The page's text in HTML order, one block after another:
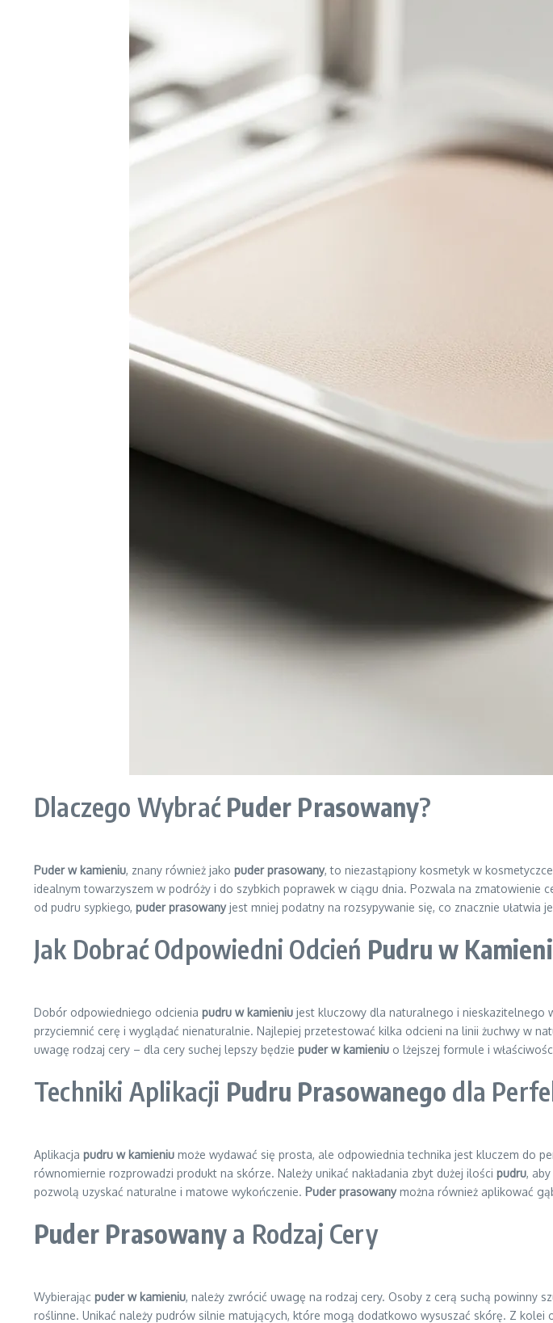
Dlaczego Wybrać Puder Prasowany?
Puder w kamieniu, znany również jako puder prasowany, to niezastąpiony kosmetyk w
idealnym towarzyszem w podróży i do szybkich poprawek w ciągu dnia. Pozwala na zmatowienie
od pudru sypkiego, puder prasowanyjest mniej podatny na rozsypywanie się, co znacznie ułatwia
Jak Dobrać Odpowiedni Odcień Pudru w
Dobór odpowiedniego odcienia pudru w kamieniu jest kluczowy dla naturalnego i nieskazitelnego
przyciemnić cerę i wyglądać nienaturalnie. Najlepiej przetestować kilka odcieni na linii żuchwy w
uwagę rodzaj cery – dla cery suchej lepszy będzie puder w kamieniu o lżejszej formule i
Techniki Aplikacji Pudru Prasowanego dla
Aplikacja pudru w kamieniu może wydawać się prosta, ale odpowiednia technika jest kluczem do
równomiernie rozprowadzi produkt na skórze. Należy unikać nakładania zbyt dużej ilości pudru,
pozwolą uzyskać naturalne i matowe wykończenie. Puder prasowanymożna również aplikować
Puder Prasowany a Rodzaj Cery
Wybierając puder w kamieniu, należy zwrócić uwagę na rodzaj cery. Osoby z cerą suchą powinny
roślinne. Unikać należy pudrów silnie matujących, które mogą dodatkowo wysuszać skórę. Z kolei